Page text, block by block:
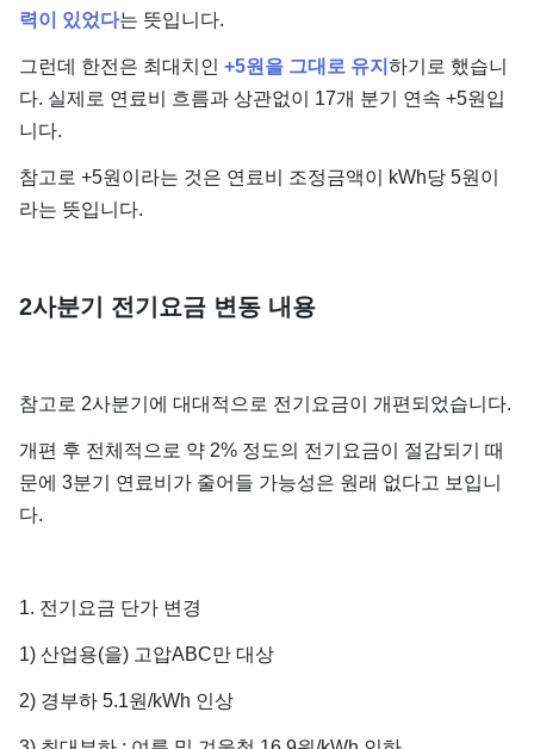
력이 있었다는 뜻입니다.
그런데 한전은 최대치인 +5원을 그대로 유지 하기로 했습니
다. 실제로 연료비 흐름과 상관없이 17개 분기 연속 +5원입
니다.
참고로 +5원이라는 것은 연료비 조정금액이 kWh당 5원이
라는 뜻입니다.
2사분기 전기요금 변동 내용
참고로 2사분기에 대대적으로 전기요금이 개편되었습니다.
개편 후 전체적으로 약 2% 정도의 전기요금이 절감되기 때
문에 3분기 연료비가 줄어들 가능성은 원래 없다고 보입니
다.
1. 전기요금 단가 변경
1) 산업용(을) 고압ABC만 대상
2) 경부하 5.1원/kWh 인상